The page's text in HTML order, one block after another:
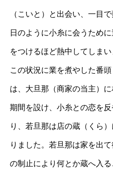
（こいと）と出会い、一目
日のように小糸に会うため
をつけるほど熱中してしまい
この状況に業を煮やした番
は、大旦那（商家の当主）
期間を設け、小糸との恋を
り、若旦那は店の蔵（くら
りました。若旦那は家を出
の制止により何とか蔵へ入